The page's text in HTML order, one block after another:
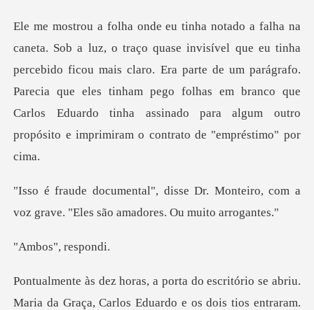
nha
percebido ficou mais claro. Era parte de um parágrafo.
Parecia que eles tinham pego folhas em branco qu
r. Monteiro, com a
voz grave. "Eles
", res
a da Graça, Carlos Eduardo e os dois tios entraram.